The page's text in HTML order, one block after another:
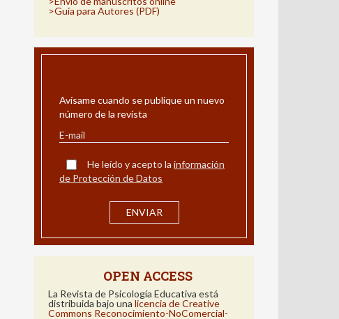
Publique en la revista
>Envío de manuscritos online
número de la revista
He leído y acepto la